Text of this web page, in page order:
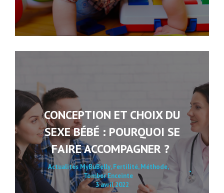
CONCEPTION ET CHOIX DU
SEXE BÉBÉ : POURQUOI SE
FAIRE ACCOMPAGNER ?
Actualités MyBuBelly,Fertilité,Méthode,
Tomber Enceinte
3 avril 2022